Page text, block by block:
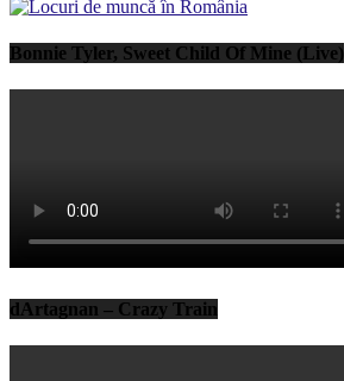
Bonnie Tyler, Sweet Child Of Mine (Live)
dArtagnan – Crazy Train